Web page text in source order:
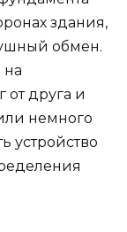
здания,
обмен.
на
от друга и
немного
устройство